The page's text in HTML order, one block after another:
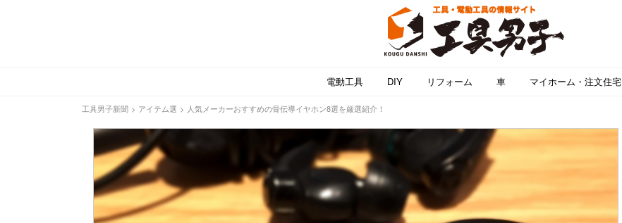
電動工具 DIY リフォーム 車 マイホーム・注文住宅
工具男子新聞 > アイテム選 > 人気メーカーおすすめの骨伝導イヤホン8選を厳選紹介！